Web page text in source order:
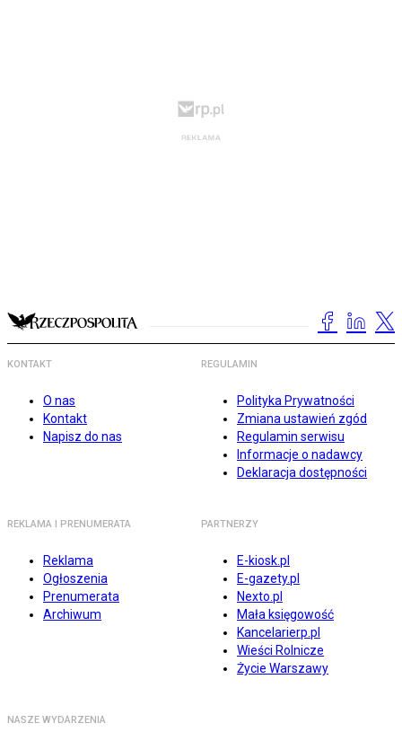
KONTAKT
O nas
Kontakt
Napisz do nas
REGULAMIN
Polityka Prywatności
Zmiana ustawień zgód
Regulamin serwisu
Informacje o nadawcy
Deklaracja dostępności
REKLAMA I PRENUMERATA
Reklama
Ogłoszenia
Prenumerata
Archiwum
PARTNERZY
E-kiosk.pl
E-gazety.pl
Nexto.pl
Mała księgowość
Kancelarierp.pl
Wieści Rolnicze
Życie Warszawy
NASZE WYDARZENIA